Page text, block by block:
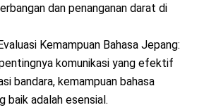
dan penanganan darat di
Kemampuan Bahasa Jepang:
komunikasi yang efektif
bandara, kemampuan bahasa
baik adalah esensial.